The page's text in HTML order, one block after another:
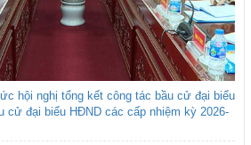
hội nghị tổng kết công tác bầu cử đại biểu
cử đại biểu HĐND các cấp nhiệm kỳ 2026-